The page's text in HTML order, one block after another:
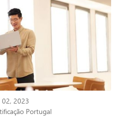
já on-Demand
02, 2023
Portugal
Portugal